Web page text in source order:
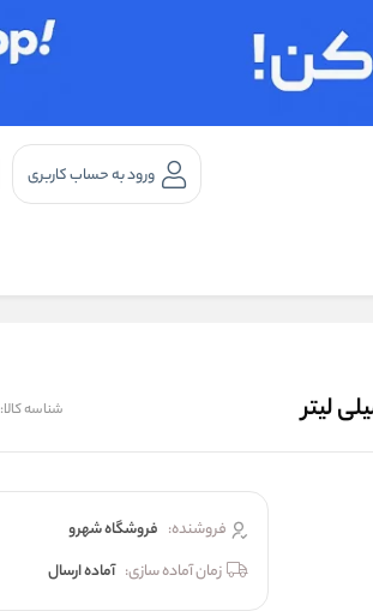
ورود به حساب کاربری
شناسه کالا:
فروشنده: فروشگاه شهرو
زمان آماده سازی: آماده ارسال